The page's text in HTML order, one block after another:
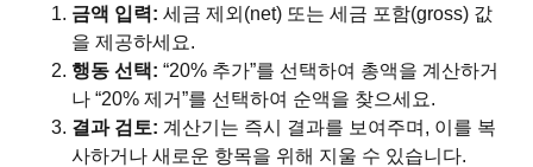
금액 입력: 세금 제외(net) 또는 세금 포함(gross) 값
을 제공하세요.
행동 선택: “20% 추가”를 선택하여 총액을 계산하거
나 “20% 제거”를 선택하여 순액을 찾으세요.
결과 검토: 계산기는 즉시 결과를 보여주며, 이를 복
사하거나 새로운 항목을 위해 지울 수 있습니다.